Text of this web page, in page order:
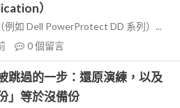
）
如 Dell PowerProtect DD 系列）...
0個留言
跳過的一步：還原演練，以及
」等於沒備份